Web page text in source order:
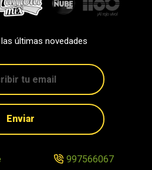
últimas novedades
Enviar
997566067